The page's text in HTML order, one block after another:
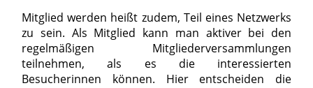
Mitglied werden heißt zudem, Teil eines Netzwerks
zu sein. Als Mitglied kann man aktiver bei den
regelmäßigen Mitgliederversammlungen
teilnehmen, als es die interessierten
Besucherinnen können. Hier entscheiden die